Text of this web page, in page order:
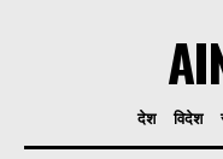
देश विदेश